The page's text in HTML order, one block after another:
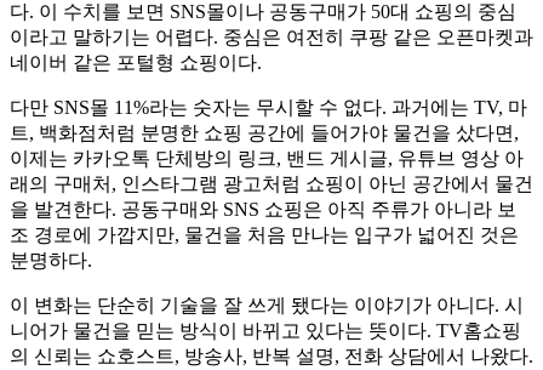
다. 이 수치를 보면 SNS몰이나 공동구매가 50대 쇼핑의 중심
이라고 말하기는 어렵다. 중심은 여전히 쿠팡 같은 오픈마켓과
네이버 같은 포털형 쇼핑이다.
다만 SNS몰 11%라는 숫자는 무시할 수 없다. 과거에는 TV, 마
트, 백화점처럼 분명한 쇼핑 공간에 들어가야 물건을 샀다면,
이제는 카카오톡 단체방의 링크, 밴드 게시글, 유튜브 영상 아
래의 구매처, 인스타그램 광고처럼 쇼핑이 아닌 공간에서 물건
을 발견한다. 공동구매와 SNS 쇼핑은 아직 주류가 아니라 보
조 경로에 가깝지만, 물건을 처음 만나는 입구가 넓어진 것은
분명하다.
이 변화는 단순히 기술을 잘 쓰게 됐다는 이야기가 아니다. 시
니어가 물건을 믿는 방식이 바뀌고 있다는 뜻이다. TV홈쇼핑
의 신뢰는 쇼호스트, 방송사, 반복 설명, 전화 상담에서 나왔다.